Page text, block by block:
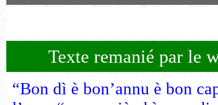
Texte remanié par le
“Bon dì è bon’annu è bon